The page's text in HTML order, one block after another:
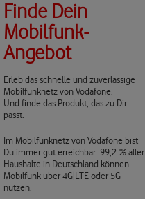
Finde Dein
Mobilfunk-
Angebot
Erleb das schnelle und zuverlässige
Mobilfunknetz von Vodafone.
Und finde das Produkt, das zu Dir
passt.
Im Mobilfunknetz von Vodafone bist
Du immer gut erreichbar: 99,2 % aller
Haushalte in Deutschland können
Mobilfunk über 4G|LTE oder 5G
nutzen.